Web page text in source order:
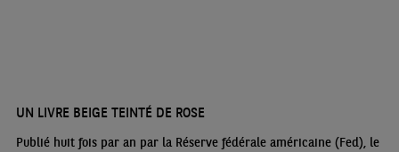
UN LIVRE BEIGE TEINTÉ DE ROSE
Publié huit fois par an par la Réserve fédérale américaine (Fed), le